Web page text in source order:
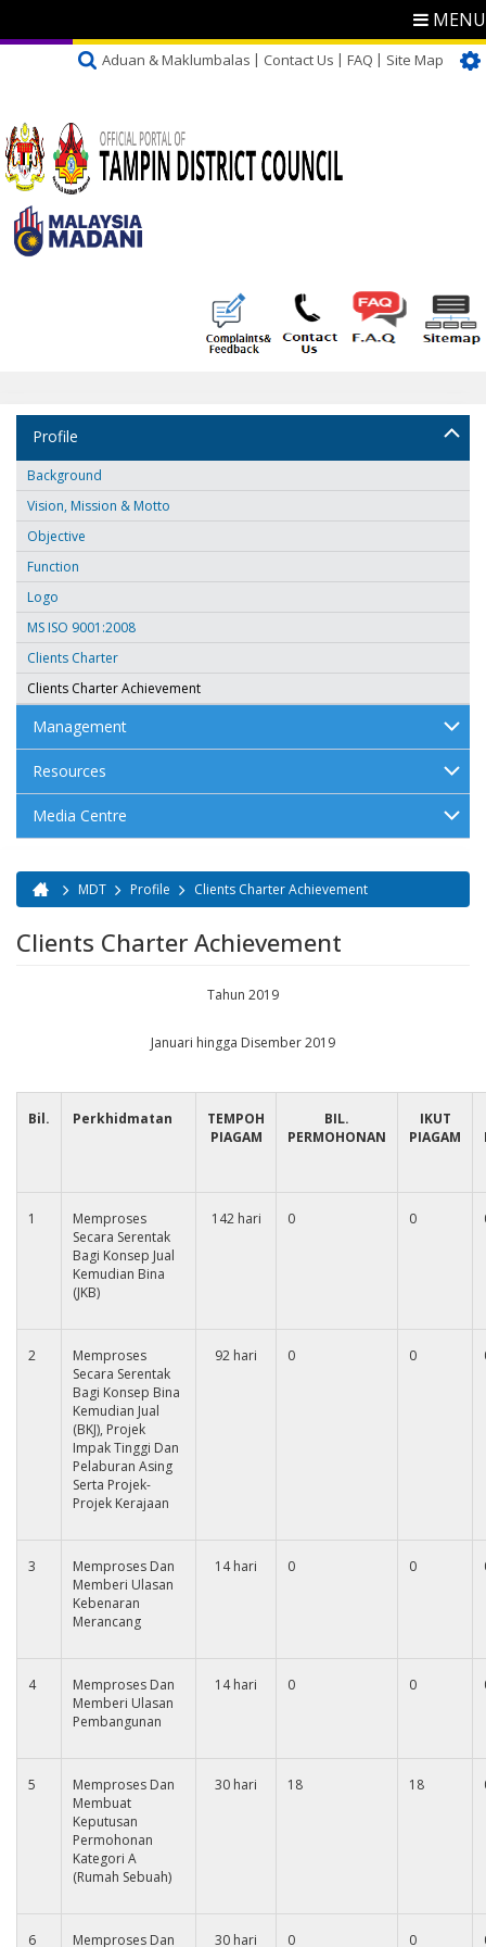
MENU
Aduan & Maklumbalas Contact Us FAQ Site Map
Profile
Background
Vision, Mission & Motto
Objective
Function
Logo
MS ISO 9001:2008
Clients Charter
Clients Charter Achievement
Management
Resources
Media Centre
You are here
MDT Profile Clients Charter Achievement
Clients Charter Achievement
Tahun 2019
Januari hingga Disember 2019
Bil. Perkhidmatan
TEMPOH
PIAGAM
BIL.
PERMOHONAN
IKUT
PIAGAM
1
Memproses
Secara Serentak
Bagi Konsep Jual
Kemudian Bina
(JKB)
142 hari 0 0
2
Memproses
Secara Serentak
Bagi Konsep Bina
Kemudian Jual
(BKJ), Projek
Impak Tinggi Dan
Pelaburan Asing
Serta Projek-
Projek Kerajaan
92 hari 0 0
3
Memproses Dan
Memberi Ulasan
Kebenaran
Merancang
14 hari 0 0
4
Memproses Dan
Memberi Ulasan
Pembangunan
14 hari 0 0
5
Memproses Dan
Membuat
Keputusan
Permohonan
Kategori A
(Rumah Sebuah)
30 hari 18 18
6 Memproses Dan 30 hari 0 0